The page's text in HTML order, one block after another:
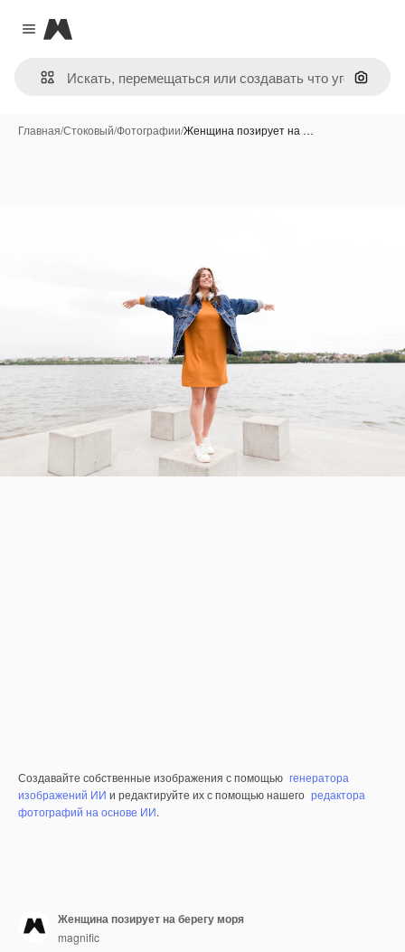
Close menu
Magnific
Поиск
Главная/Стоковый/Фотографии/Женщина позирует на …
Создавайте собственные изображения с помощью генератора
изображений ИИ и редактируйте их с помощью нашего редактора
фотографий на основе ИИ.
Женщина позирует на берегу моря
magnific